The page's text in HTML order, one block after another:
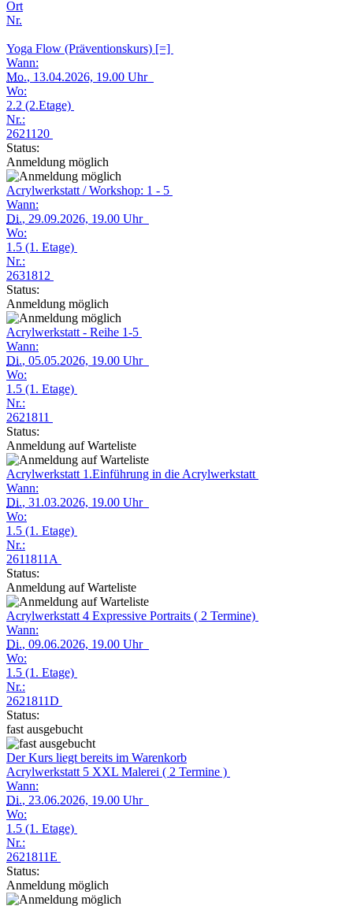
Ort
Nr.
Yoga Flow (Präventionskurs) [=]
Wann:
Mo., 13.04.2026, 19.00 Uhr
Wo:
2.2 (2.Etage)
Nr.:
2621120
Status:
Anmeldung möglich
Acrylwerkstatt / Workshop: 1 - 5
Wann:
Di., 29.09.2026, 19.00 Uhr
Wo:
1.5 (1. Etage)
Nr.:
2631812
Status:
Anmeldung möglich
Acrylwerkstatt - Reihe 1-5
Wann:
Di., 05.05.2026, 19.00 Uhr
Wo:
1.5 (1. Etage)
Nr.:
2621811
Status:
Anmeldung auf Warteliste
Acrylwerkstatt 1.Einführung in die Acrylwerkstatt
Wann:
Di., 31.03.2026, 19.00 Uhr
Wo:
1.5 (1. Etage)
Nr.:
2611811A
Status:
Anmeldung auf Warteliste
Acrylwerkstatt 4 Expressive Portraits ( 2 Termine)
Wann:
Di., 09.06.2026, 19.00 Uhr
Wo:
1.5 (1. Etage)
Nr.:
2621811D
Status:
fast ausgebucht
Der Kurs liegt bereits im Warenkorb
Acrylwerkstatt 5 XXL Malerei ( 2 Termine )
Wann:
Di., 23.06.2026, 19.00 Uhr
Wo:
1.5 (1. Etage)
Nr.:
2621811E
Status:
Anmeldung möglich